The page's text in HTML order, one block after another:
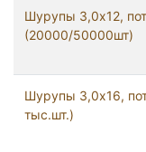
Шурупы 3,0x12,
(20000/50000шт)
Шурупы 3,0x16,
тыс.шт.)